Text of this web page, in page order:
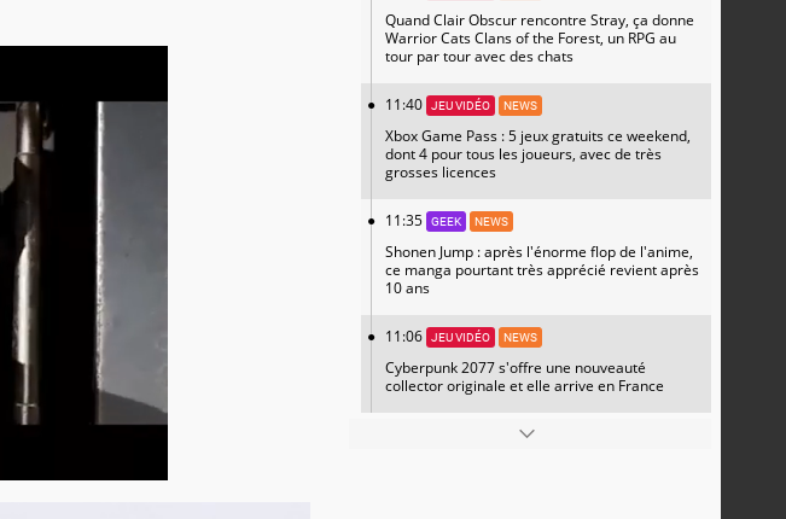
Quand Clair Obscur rencontre Stray, ça donne
Warrior Cats Clans of the Forest, un RPG au
tour par tour avec des chats
11:40 JEU VIDÉO NEWS
Xbox Game Pass : 5 jeux gratuits ce weekend,
dont 4 pour tous les joueurs, avec de très
grosses licences
11:35 GEEK NEWS
Shonen Jump : après l'énorme flop de l'anime,
ce manga pourtant très apprécié revient après
10 ans
11:06 JEU VIDÉO NEWS
Cyberpunk 2077 s'offre une nouveauté
collector originale et elle arrive en France